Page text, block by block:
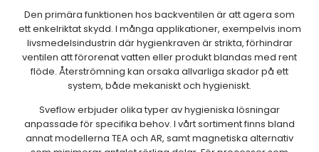
Den primära funktionen hos backventilen är att agera som
ett enkelriktat skydd. I många applikationer, exempelvis inom
livsmedelsindustrin där hygienkraven är strikta, förhindrar
ventilen att förorenat vatten eller produkt blandas med rent
flöde. Återströmning kan orsaka allvarliga skador på ett
system, både mekaniskt och hygieniskt.
Sveflow erbjuder olika typer av hygieniska lösningar
anpassade för specifika behov. I vårt sortiment finns bland
annat modellerna TEA och AR, samt magnetiska alternativ